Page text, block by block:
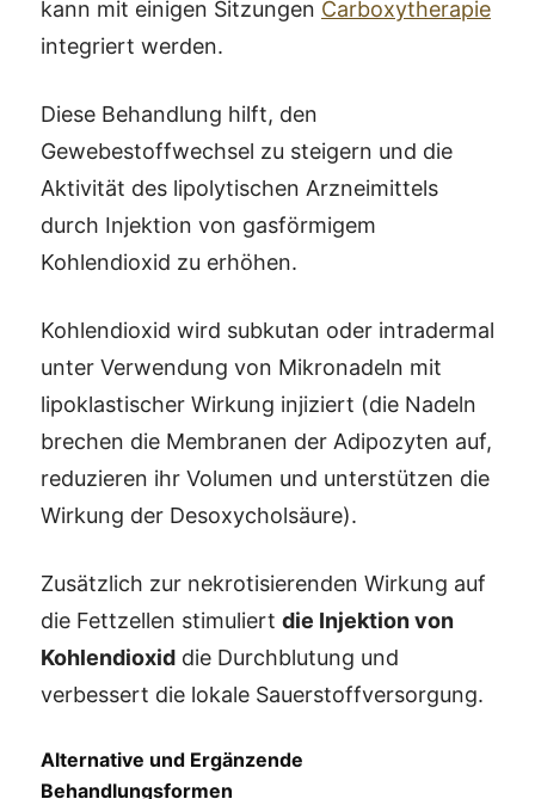
kann mit einigen Sitzungen Carboxytherapie
integriert werden.
Diese Behandlung hilft, den
Gewebestoffwechsel zu steigern und die
Aktivität des lipolytischen Arzneimittels
durch Injektion von gasförmigem
Kohlendioxid zu erhöhen.
Kohlendioxid wird subkutan oder intradermal
unter Verwendung von Mikronadeln mit
lipoklastischer Wirkung injiziert (die Nadeln
brechen die Membranen der Adipozyten auf,
reduzieren ihr Volumen und unterstützen die
Wirkung der Desoxycholsäure).
Zusätzlich zur nekrotisierenden Wirkung auf
die Fettzellen stimuliert die Injektion von
Kohlendioxid die Durchblutung und
verbessert die lokale Sauerstoffversorgung.
Alternative und Ergänzende
Behandlungsformen